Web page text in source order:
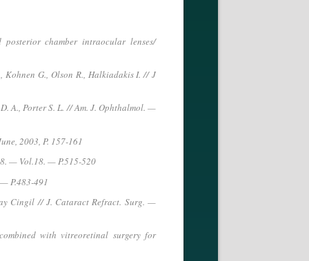
chamber intraocular lenses/
Kohnen G., Olson R., Halkiadakis I. // J
A., Porter S. L. // Am. J. Ophthalmol. —
2003, P. 157-161
— Vol.18. — P.515-520
P.483-491
Cingil // J. Cataract Refract. Surg. —
with vitreoretinal surgery for